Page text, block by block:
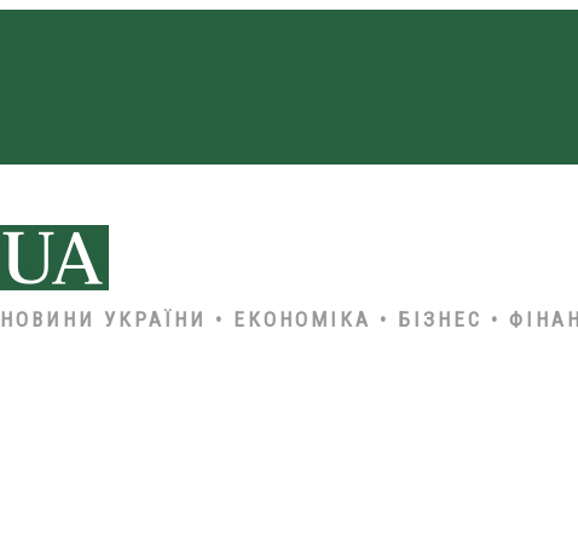
НОВИНИ УКРАЇНИ • ЕКОНОМІКА • БІЗНЕС •